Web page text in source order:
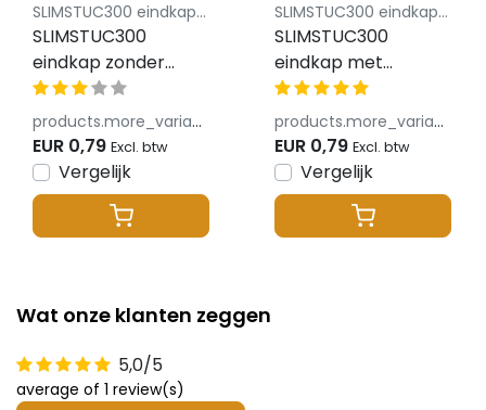
SLIMSTUC300 eindkap zonder kabeldoorvoer
SLIMSTUC300
eindkap zonder
kabeldoorvoer
products.more_variants_available
EUR 0,79 Excl. btw
Vergelijk
SLIMSTUC300 eindkap met kabeldoorvoer
SLIMSTUC300
eindkap met
kabeldoorvoer
products.more_variants_available
EUR 0,79 Excl. btw
Vergelijk
Wat onze klanten zeggen
5,0/5
average of 1 review(s)